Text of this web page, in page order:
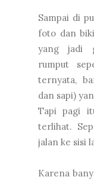
Sampai di
foto dan
yang jadi
rumput
ternyata,
dan sapi)
Tapi pagi
terlihat.
jalan ke sisi
Karena